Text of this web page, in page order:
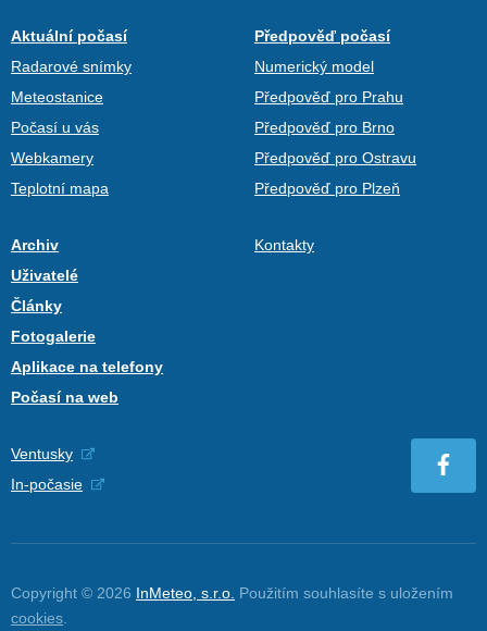
Aktuální počasí
Radarové snímky
Meteostanice
Počasí u vás
Webkamery
Teplotní mapa
Předpověď počasí
Numerický model
Předpověď pro Prahu
Předpověď pro Brno
Předpověď pro Ostravu
Předpověď pro Plzeň
Archiv
Uživatelé
Články
Fotogalerie
Aplikace na telefony
Počasí na web
Kontakty
Ventusky
In-počasie
Copyright © 2026 InMeteo, s.r.o. Použitím souhlasíte s uložením
cookies